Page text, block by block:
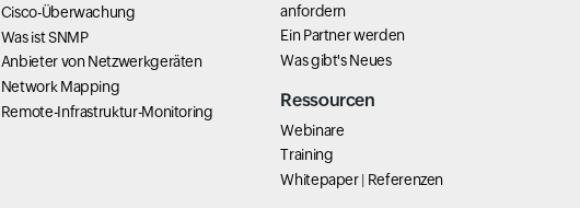
Cisco-Überwachung
Was ist SNMP
Anbieter von Netzwerkgeräten
Network Mapping
Remote-Infrastruktur-Monitoring
anfordern
Ein Partner werden
Was gibt's Neues
Ressourcen
Webinare
Training
Whitepaper| Referenzen